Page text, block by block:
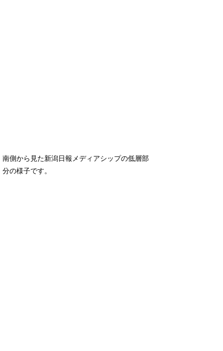
南側から見た新潟日報メディアシップの低層部
分の様子です。